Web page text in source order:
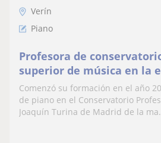
Verín
Piano
Profesora de
superior de música en la
piano para todos los
Comenzó su formación en el año
de piano en el Conservatorio
Joaquín Turina de Madrid de la